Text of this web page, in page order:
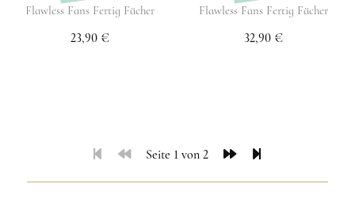
Flawless Fans Fertig Fächer
23,90 €
Flawless Fans Fertig Fächer
32,90 €
Seite 1 von 2